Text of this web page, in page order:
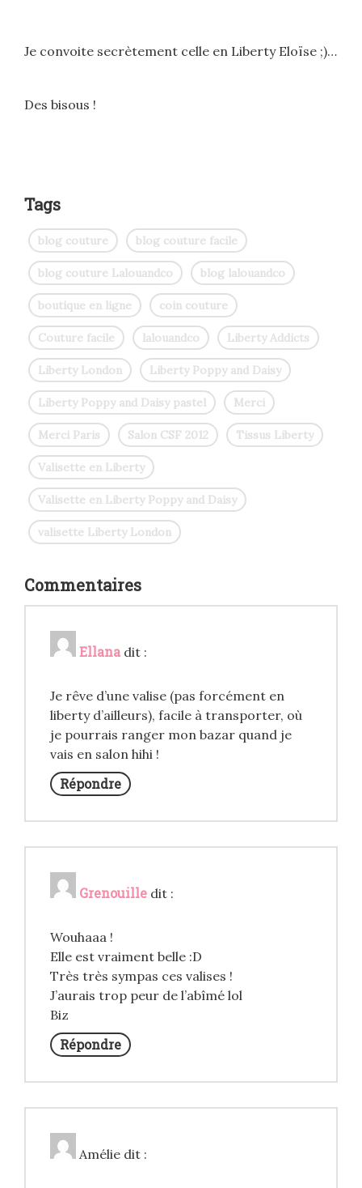
Je convoite secrètement celle en Liberty Eloïse ;)…
Des bisous !
Tags
blog couture blog couture facile
blog couture Lalouandco blog lalouandco
boutique en ligne coin couture
Couture facile lalouandco Liberty Addicts
Liberty London Liberty Poppy and Daisy
Liberty Poppy and Daisy pastel Merci
Merci Paris Salon CSF 2012 Tissus Liberty
Valisette en Liberty
Valisette en Liberty Poppy and Daisy
valisette Liberty London
Commentaires
Ellana dit :
Je rêve d’une valise (pas forcément en
liberty d’ailleurs), facile à transporter, où
je pourrais ranger mon bazar quand je
vais en salon hihi !
Répondre
Grenouille dit :
Wouhaaa !
Elle est vraiment belle :D
Très très sympas ces valises !
J’aurais trop peur de l’abîmé lol
Biz
Répondre
Amélie dit :